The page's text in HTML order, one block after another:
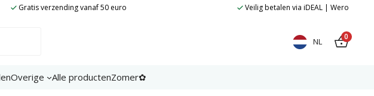
Gratis verzending vanaf 50 euro Veilig betalen via iDEAL | Wero
NL 0
Overige Alle productenZomer✿